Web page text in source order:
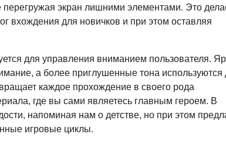
экран лишними элементами. Это
вхождения для новичков и при этом оставляя
для управления вниманием пользователя.
а более приглушенные тона используются
каждое прохождение в своего рода
где вы сами являетесь главным героем. В
напоминая нам о детстве, но при этом
игровые циклы.